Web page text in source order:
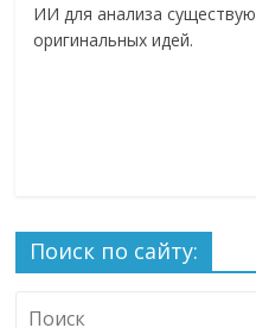
ИИ для анализа
оригинальных идей.
Поиск по сайту: